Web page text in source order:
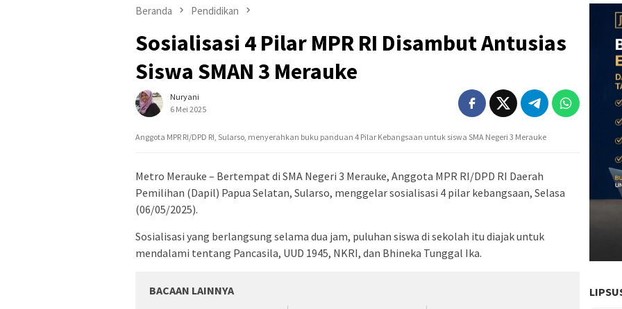
Beranda Pendidikan
Sosialisasi 4 Pilar MPR RI Disambut Antusias
Siswa SMAN 3 Merauke
Nuryani
6 Mei 2025
Anggota MPR RI/DPD RI, Sularso, menyerahkan buku panduan 4 Pilar Kebangsaan untuk siswa SMA Negeri 3 Merauke
Metro Merauke – Bertempat di SMA Negeri 3 Merauke, Anggota MPR RI/DPD RI Daerah
Pemilihan (Dapil) Papua Selatan, Sularso, menggelar sosialisasi 4 pilar kebangsaan, Selasa
(06/05/2025).
Sosialisasi yang berlangsung selama dua jam, puluhan siswa di sekolah itu diajak untuk
mendalami tentang Pancasila, UUD 1945, NKRI, dan Bhineka Tunggal Ika.
BACAAN LAINNYA